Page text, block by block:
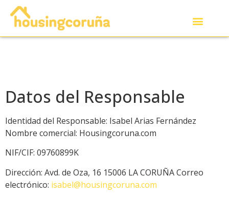
Datos del Responsable
Identidad del Responsable: Isabel Arias Fernández
Nombre comercial: Housingcoruna.com
NIF/CIF: 09760899K
Dirección: Avd. de Oza, 16 15006 LA CORUÑA Correo
electrónico: isabel@housingcoruna.com